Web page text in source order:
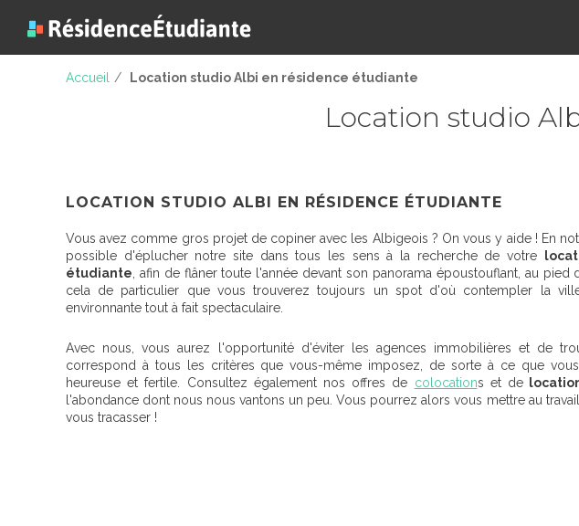
Accueil / Location studio Albi en résidence étudiante
Location studio
LOCATION STUDIO ALBI EN RÉSIDENCE ÉTUDIANTE
Vous avez comme gros projet de copiner avec les Albigeois ? On vous y aide ! En
possible d'éplucher notre site dans tous les sens à la recherche de votre
étudiante , afin de flâner toute l'année devant son panorama époustouflant, au pied
cela de particulier que vous trouverez toujours un spot d'où contempler la
environnante tout à fait spectaculaire.
Avec nous, vous aurez l'opportunité d'éviter les agences immobilières et de
correspond à tous les critères que vous-même imposez, de sorte à ce que vous
heureuse et fertile. Consultez également nos offres de colocations et de
l'abondance dont nous nous vantons un peu. Vous pourrez alors vous mettre au
vous tracasser !